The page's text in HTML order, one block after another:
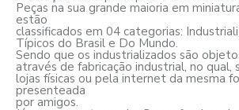
Peças na sua grande maioria em
estão
classificados em 04 categorias:
Típicos do Brasil e Do Mundo.
Sendo que os industrializados são
através de fabricação industrial, no qual,
lojas físicas ou pela internet da mesma
presenteada
por amigos.